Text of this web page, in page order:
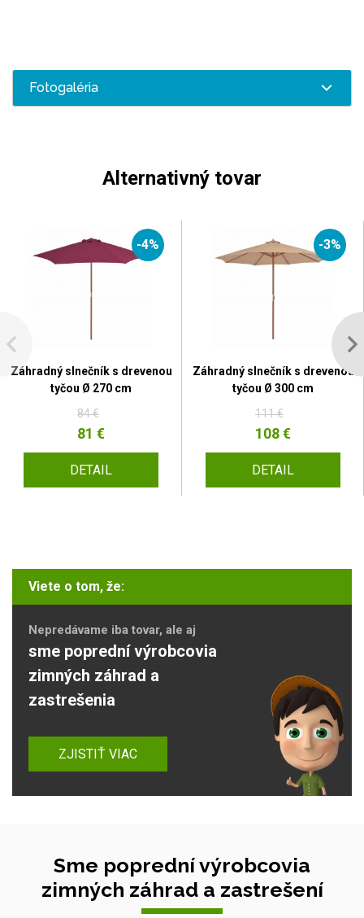
Fotogaléria
Alternativný tovar
-4%
Záhradný slnečník s drevenou
tyčou Ø 270 cm
84 €
81 €
DETAIL
-3%
Záhradný slnečník s drevenou
tyčou Ø 300 cm
111 €
108 €
DETAIL
Viete o tom, že:
Nepredávame iba tovar, ale aj
sme poprední výrobcovia
zimných záhrad a
zastrešenia
ZJISTIŤ VIAC
Sme poprední výrobcovia
zimných záhrad a zastrešení